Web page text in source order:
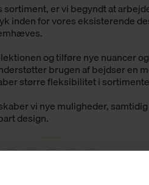
er vi begyndt at a
inden for vores eksisterende
ogtilføre nye nuancer
brugen af bejdseren
større fleksibilitet i
vi nye muligheder,
design.